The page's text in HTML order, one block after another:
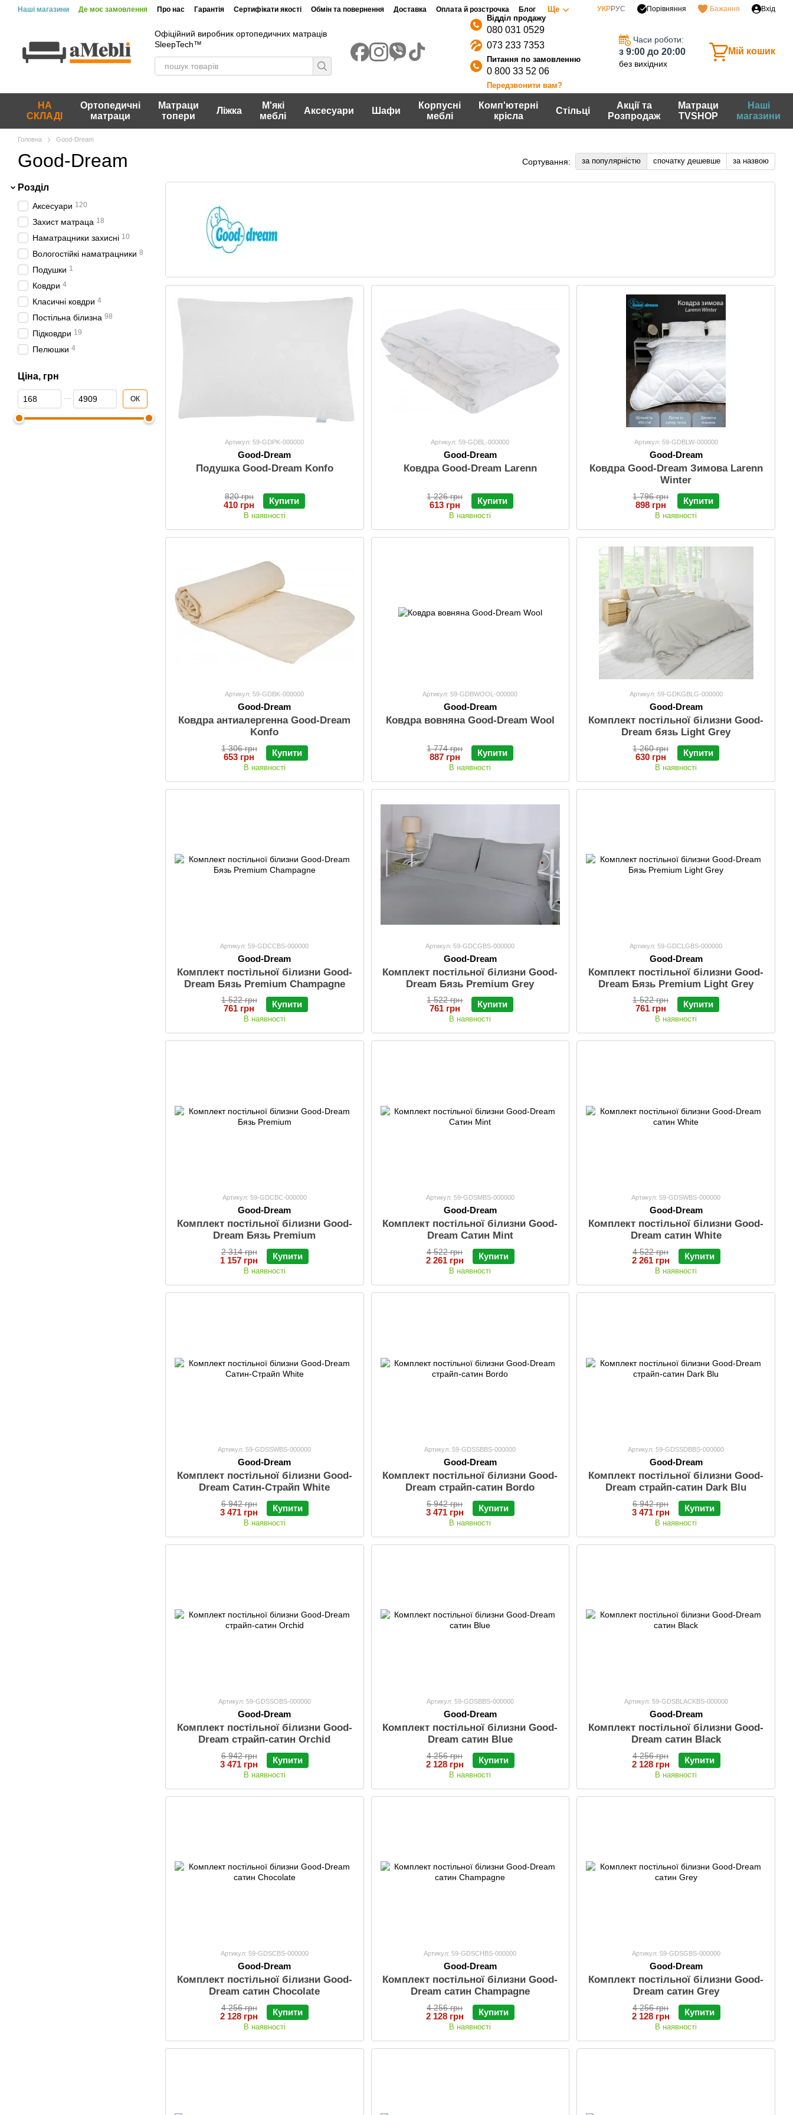
Перейти до основного контенту
Наші магазини Де моє замовлення Про нас Гарантія Сертифікати якості Обмін та повернення Доставка Оплата й розстрочка Блог Ще УКРРУС Порівняння Бажання Вхід
Офіційний виробник ортопедичних матраців
SleepTech™
080 031 0529
073 233 7353
0 800 33 52 06
Передзвонити вам?
Часи роботи:
з 9:00 до 20:00
без вихідних
Мій кошик
НА
СКЛАДІ
Ортопедичні
матраци
Матраци
топери
Ліжка
М'які
меблі
Аксесуари Шафи
Корпусні
меблі
Комп'ютерні
крісла
Стільці
Акції та
Розпродаж
Матраци
TVSHOP
Наші
магазини
Головна Good-Dream
Good-Dream Сортування: за популярністю спочатку дешевше за назвою
Артикул: 59-GDPK-000000
Good-Dream
Подушка Good-Dream Konfo
820 грн
410 грн Купити
В наявності
Артикул: 59-GDBL-000000
Good-Dream
Ковдра Good-Dream Larenn
1 226 грн
613 грн Купити
В наявності
Артикул: 59-GDBLW-000000
Good-Dream
Ковдра Good-Dream Зимова Larenn
Winter
1 796 грн
898 грн Купити
В наявності
Артикул: 59-GDBK-000000
Good-Dream
Ковдра антиалергенна Good-Dream
Konfo
1 306 грн
653 грн Купити
В наявності
Артикул: 59-GDBWOOL-000000
Good-Dream
Ковдра вовняна Good-Dream Wool
1 774 грн
887 грн Купити
В наявності
Артикул: 59-GDKGBLG-000000
Good-Dream
Комплект постільної білизни Good-
Dream бязь Light Grey
1 260 грн
630 грн Купити
В наявності
Артикул: 59-GDCCBS-000000
Good-Dream
Комплект постільної білизни Good-
Dream Бязь Premium Champagne
1 522 грн
761 грн Купити
В наявності
Артикул: 59-GDCGBS-000000
Good-Dream
Комплект постільної білизни Good-
Dream Бязь Premium Grey
1 522 грн
761 грн Купити
В наявності
Артикул: 59-GDCLGBS-000000
Good-Dream
Комплект постільної білизни Good-
Dream Бязь Premium Light Grey
1 522 грн
761 грн Купити
В наявності
Артикул: 59-GDCBC-000000
Good-Dream
Комплект постільної білизни Good-
Dream Бязь Premium
2 314 грн
1 157 грн Купити
В наявності
Артикул: 59-GDSMBS-000000
Good-Dream
Комплект постільної білизни Good-
Dream Сатин Mint
4 522 грн
2 261 грн Купити
В наявності
Артикул: 59-GDSWBS-000000
Good-Dream
Комплект постільної білизни Good-
Dream сатин White
4 522 грн
2 261 грн Купити
В наявності
Артикул: 59-GDSSWBS-000000
Good-Dream
Комплект постільної білизни Good-
Dream Сатин-Страйп White
6 942 грн
3 471 грн Купити
В наявності
Артикул: 59-GDSSBBS-000000
Good-Dream
Комплект постільної білизни Good-
Dream страйп-сатин Bordo
6 942 грн
3 471 грн Купити
В наявності
Артикул: 59-GDSSDBBS-000000
Good-Dream
Комплект постільної білизни Good-
Dream страйп-сатин Dark Blu
6 942 грн
3 471 грн Купити
В наявності
Артикул: 59-GDSSOBS-000000
Good-Dream
Комплект постільної білизни Good-
Dream страйп-сатин Orchid
6 942 грн
3 471 грн Купити
В наявності
Артикул: 59-GDSBBS-000000
Good-Dream
Комплект постільної білизни Good-
Dream сатин Blue
4 256 грн
2 128 грн Купити
В наявності
Артикул: 59-GDSBLACKBS-000000
Good-Dream
Комплект постільної білизни Good-
Dream сатин Black
4 256 грн
2 128 грн Купити
В наявності
Артикул: 59-GDSCBS-000000
Good-Dream
Комплект постільної білизни Good-
Dream сатин Chocolate
4 256 грн
2 128 грн Купити
В наявності
Артикул: 59-GDSCHBS-000000
Good-Dream
Комплект постільної білизни Good-
Dream сатин Champagne
4 256 грн
2 128 грн Купити
В наявності
Артикул: 59-GDSGBS-000000
Good-Dream
Комплект постільної білизни Good-
Dream сатин Grey
4 256 грн
2 128 грн Купити
В наявності
Розділ
Аксесуари 120
Захист матраца 18
Наматрацники захисні 10
Вологостійкі наматрацники 8
Подушки 1
Ковдри 4
Класичні ковдри 4
Постільна білизна 98
Підковдри 19
Пелюшки 4
Простирадла
Комплекти постільної
білизни
Ціна, грн
Від Ціна, грн
До Ціна, грн ОК